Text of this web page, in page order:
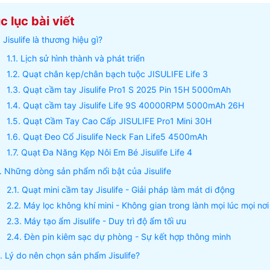
lục bài viết
Jisulife là thương hiệu gì?
Lịch sử hình thành và phát triển
Quạt chân kẹp/chân bạch tuộc JISULIFE Life 3
Quạt cầm tay Jisulife Pro1 S 2025 Pin 15H 5000mAh
Quạt cầm tay Jisulife Life 9S 40000RPM 5000mAh 26H
Quạt Cầm Tay Cao Cấp JISULIFE Pro1 Mini 30H
Quạt Đeo Cổ Jisulife Neck Fan Life5 4500mAh
Quạt Đa Năng Kẹp Nôi Em Bé Jisulife Life 4
Những dòng sản phẩm nổi bật của Jisulife
Quạt mini cầm tay Jisulife - Giải pháp làm mát di động
Máy lọc không khí mini - Không gian trong lành mọi lúc mọi nơi
Máy tạo ẩm Jisulife - Duy trì độ ẩm tối ưu
Đèn pin kiêm sạc dự phòng - Sự kết hợp thông minh
Lý do nên chọn sản phẩm Jisulife?